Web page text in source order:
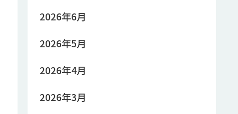
2026年6月
2026年5月
2026年4月
2026年3月